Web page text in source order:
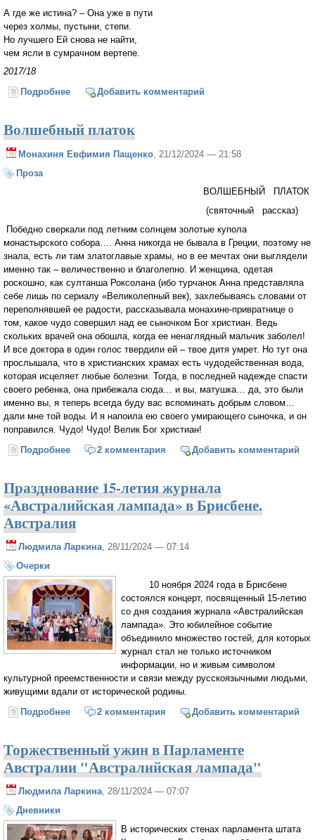
А где же истина? – Она уже в пути
через холмы, пустыни, степи.
Но лучшего Ей снова не найти,
чем ясли в сумрачном вертепе.
2017/18
Подробнее о Под Новый год – осенний дождь
Добавить комментарий
Волшебный платок
Монахиня Евфимия Пащенко , 21/12/2024 — 21:58
Проза
ВОЛШЕБНЫЙ ПЛАТОК
(святочный рассказ)
Победно сверкали под летним солнцем золотые купола
монастырского собора…. Анна никогда не бывала в Греции, поэтому не
знала, есть ли там златоглавые храмы, но в ее мечтах они выглядели
именно так – величественно и благолепно. И женщина, одетая
роскошно, как султанша Роксолана (ибо турчанок Анна представляла
себе лишь по сериалу «Великолепный век), захлебываясь словами от
переполнявшей ее радости, рассказывала монахине-привратнице о
том, какое чудо совершил над ее сыночком Бог христиан. Ведь
скольких врачей она обошла, когда ее ненаглядный мальчик заболел!
И все доктора в один голос твердили ей – твое дитя умрет. Но тут она
прослышала, что в христианских храмах есть чудодейственная вода,
которая исцеляет любые болезни. Тогда, в последней надежде спасти
своего ребенка, она прибежала сюда… и вы, матушка… да, это были
именно вы, я теперь всегда буду вас вспоминать добрым словом…
дали мне той воды. И я напоила ею своего умирающего сыночка, и он
поправился. Чудо! Чудо! Велик Бог христиан!
Подробнее о Волшебный платок
2 комментария Добавить комментарий
Празднование 15-летия журнала
«Австралийская лампада» в Брисбене.
Австралия
Людмила Ларкина, 28/11/2024 — 07:14
Очерки
10 ноября 2024 года в Брисбене
состоялся концерт, посвященный 15-летию
со дня создания журнала «Австралийская
лампада». Это юбилейное событие
объединило множество гостей, для которых
журнал стал не только источником
информации, но и живым символом
культурной преемственности и связи между русскоязычными людьми,
живущими вдали от исторической родины.
Подробнее о Празднование 15-летия журнала «Австралийская
2 комментария Добавить комментарий
Торжественный ужин в Парламенте
Австралии "Австралийская лампада"
Людмила Ларкина, 28/11/2024 — 07:07
Дневники
В исторических стенах парламента штата